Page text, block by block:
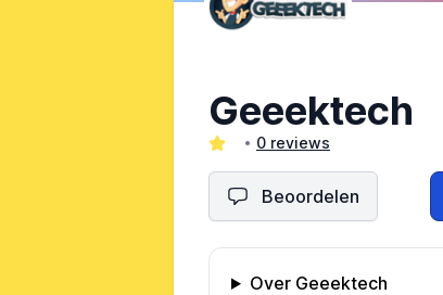
Geeektech
0 reviews
Beoordelen
Omschrijving bedrijf
Over Geeektech